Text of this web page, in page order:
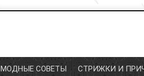
МОДНЫЕ СОВЕТЫ СТРИЖКИ И